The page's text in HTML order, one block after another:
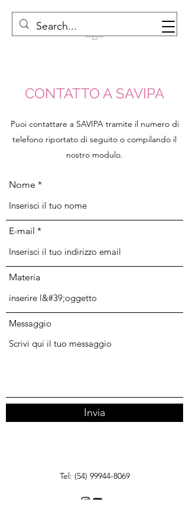
CONTATTO A SAVIPA
Puoi contattare a SAVIPA tramite il numero di
telefono riportato di seguito o compilando il
nostro modulo.
Nome
E-mail
Materia
Messaggio
Invia
Tel: (54) 99944-8069